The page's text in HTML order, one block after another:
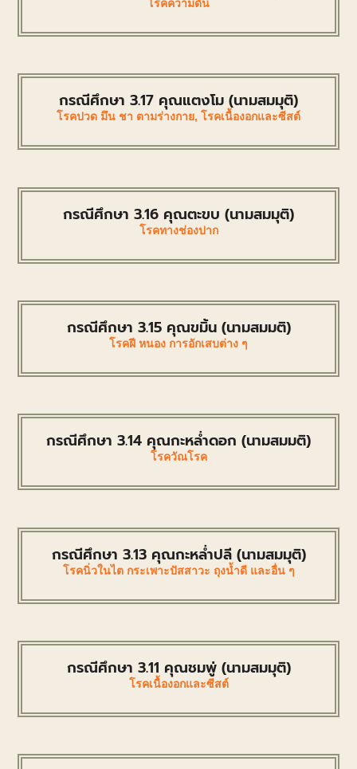
โรคความดัน
กรณีศึกษา 3.17 คุณแตงโม (นามสมมุติ)
โรคปวด มึน ชา ตามร่างกาย, โรคเนื้องอกและซีสต์
กรณีศึกษา 3.16 คุณตะขบ (นามสมมุติ)
โรคทางช่องปาก
กรณีศึกษา 3.15 คุณขมิ้น (นามสมมติ)
โรคฝี หนอง การอักเสบต่าง ๆ
กรณีศึกษา 3.14 คุณกะหล่ำดอก (นามสมมติ)
โรควัณโรค
กรณีศึกษา 3.13 คุณกะหล่ำปลี (นามสมมุติ)
โรคนิ่วในไต กระเพาะปัสสาวะ ถุงน้ำดี และอื่น ๆ
กรณีศึกษา 3.11 คุณชมพู่ (นามสมมุติ)
โรคเนื้องอกและซีสต์